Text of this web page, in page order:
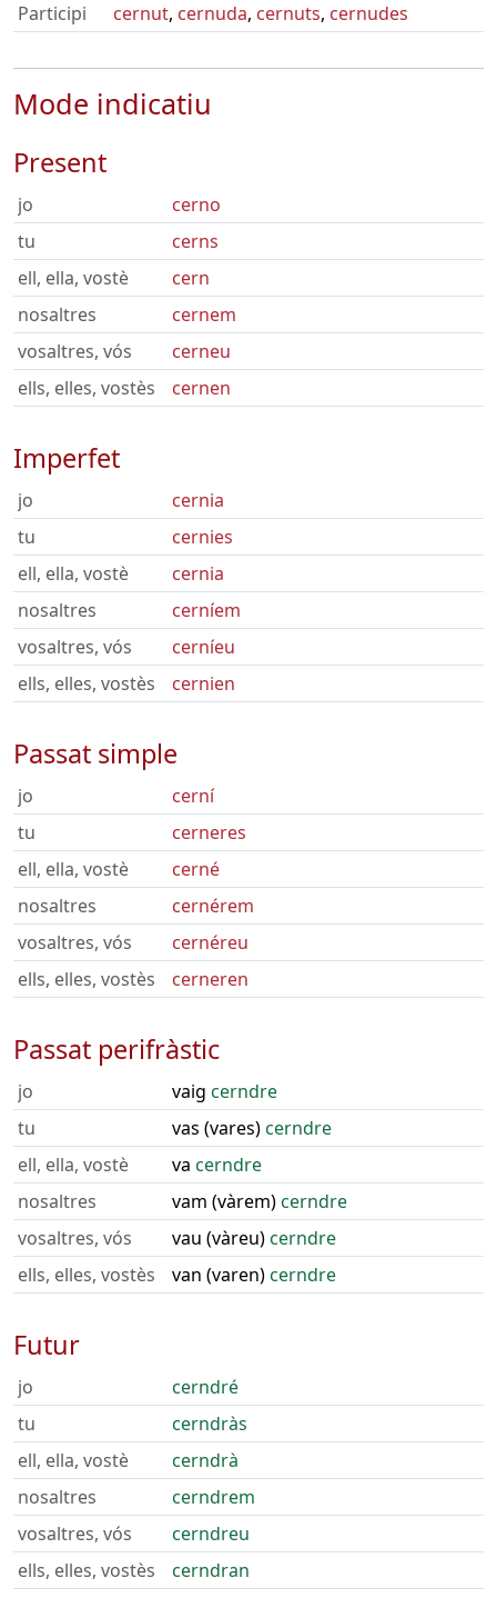
Participi
cernut, cernuda, cernuts, cernudes
Mode indicatiu
Present
jo
cerno
tu
cerns
ell, ella, vostè
cern
nosaltres
cernem
vosaltres, vós
cerneu
ells, elles, vostès
cernen
Imperfet
jo
cernia
tu
cernies
ell, ella, vostè
cernia
nosaltres
cerníem
vosaltres, vós
cerníeu
ells, elles, vostès
cernien
Passat simple
jo
cerní
tu
cerneres
ell, ella, vostè
cerné
nosaltres
cernérem
vosaltres, vós
cernéreu
ells, elles, vostès
cerneren
Passat perifràstic
jo vaig cerndre
tu
vas (vares)cerndre
ell, ella, vostè
va cerndre
nosaltres
vam (vàrem)cerndre
vosaltres, vós
vau (vàreu)cerndre
ells, elles, vostès
van (varen)cerndre
Futur
jo
cerndré
tu
cerndràs
ell, ella, vostè
cerndrà
nosaltres
cerndrem
vosaltres, vós
cerndreu
ells, elles, vostès
cerndran